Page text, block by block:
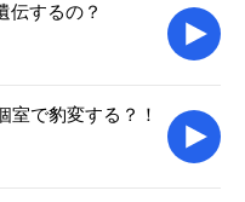
伝するの？
室で豹変する？！